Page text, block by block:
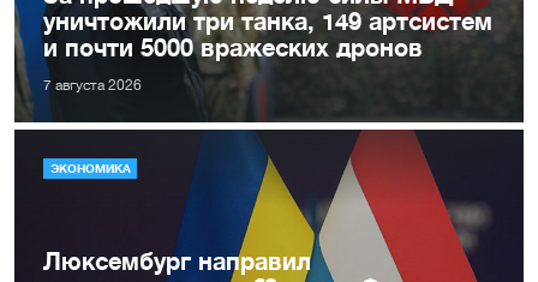
уничтожили три танка, 149 артсистем
и почти 5000 вражеских дронов
7 августа 2026
ЭКОНОМИКА
Люксембург направил